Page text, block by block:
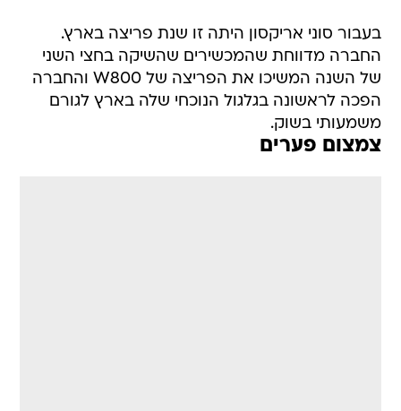
בעבור סוני אריקסון היתה זו שנת פריצה בארץ.
החברה מדווחת שהמכשירים שהשיקה בחצי השני
של השנה המשיכו את הפריצה של W800 והחברה
הפכה לראשונה בגלגול הנוכחי שלה בארץ לגורם
משמעותי בשוק.
צמצום פערים